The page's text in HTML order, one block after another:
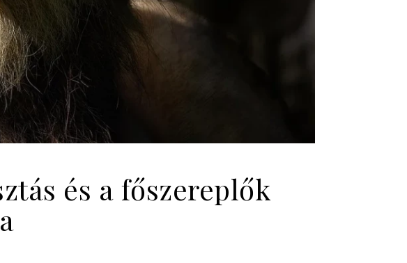
és a főszereplők